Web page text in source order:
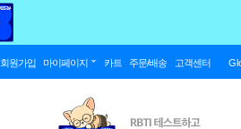
회원가입 마이페이지 카트 주문/배송 고객센터